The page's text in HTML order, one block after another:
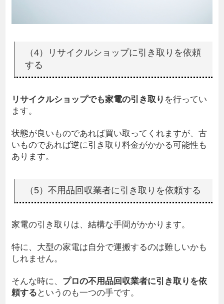
（4）リサイクルショップに引き取りを依頼
する
リサイクルショップでも家電の引き取り を行ってい
ます。
状態が良いものであれば買い取ってくれますが、古
いものであれば逆に引き取り料金がかかる可能性も
あります。
（5）不用品回収業者に引き取りを依頼する
家電の引き取りは、結構な手間がかかります。
特に、大型の家電は自分で運搬するのは難しいかも
しれません。
そんな時に、 プロの不用品回収業者に引き取りを依
頼するというのも一つの手です。